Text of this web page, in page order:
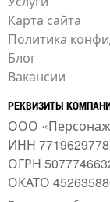
Карта сайта
Политика
Блог
Вакансии
РЕКВИЗИТЫ
ООО
ИНН 7719629778
ОГРН
ОКАТО